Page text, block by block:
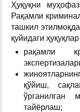
Ҳуқуқни
Рақамли
ташкил
қуйидаги
рақамли
қўйиш,
ўрганилган
тайёрлаш;